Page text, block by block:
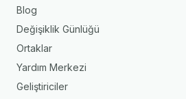
Blog
Değişiklik Günlüğü
Ortaklar
Yardım Merkezi
Geliştiriciler